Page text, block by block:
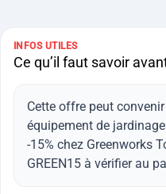
INFOS UTILES
Ce qu’il faut savoir
Cette offre peut
équipement de
-15% chez Greenworks
GREEN15 à vérifier au